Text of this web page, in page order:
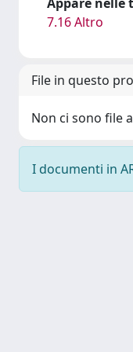
7.16 Altro
File in questo
Non ci sono file
I documenti in